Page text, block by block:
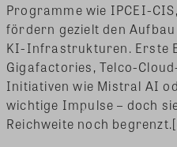
Programme wie IPCEI-
fördern gezielt den
KI-Infrastrukturen. Erste
Gigafactories, Telco-
Initiativen wie Mistral AI
wichtige Impulse – doch
Reichweite noch